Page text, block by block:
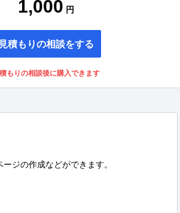
1,000 円
見積もりの相談をする
もりの相談後に購入できます
ジの作成などができます。